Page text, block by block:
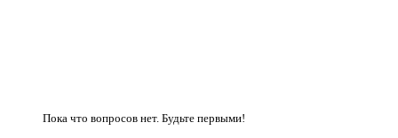
Пока что вопросов нет. Будьте первыми!